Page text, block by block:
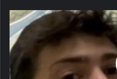
Kazada
ağır
yaralanmıştı!
Kurtarılamadı